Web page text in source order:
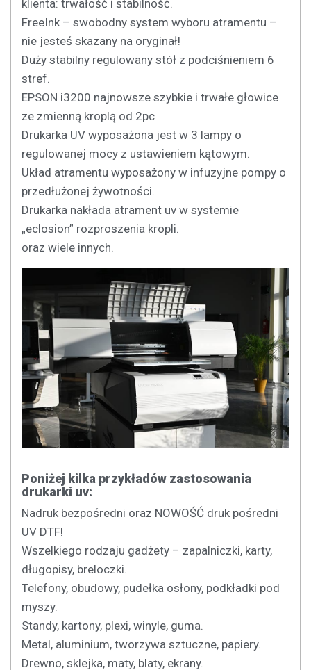
klienta: trwałość i stabilność.
FreeInk – swobodny system wyboru atramentu –
nie jesteś skazany na oryginał!
Duży stabilny regulowany stół z podciśnieniem 6
stref.
EPSON i3200 najnowsze szybkie i trwałe głowice
ze zmienną kroplą od 2pc
Drukarka UV wyposażona jest w 3 lampy o
regulowanej mocy z ustawieniem kątowym.
Układ atramentu wyposażony w infuzyjne pompy o
przedłużonej żywotności.
Drukarka nakłada atrament uv w systemie
„eclosion” rozproszenia kropli.
oraz wiele innych.
Poniżej kilka przykładów zastosowania
drukarki uv:
Nadruk bezpośredni oraz NOWOŚĆ druk pośredni
UV DTF!
Wszelkiego rodzaju gadżety – zapalniczki, karty,
długopisy, breloczki.
Telefony, obudowy, pudełka osłony, podkładki pod
myszy.
Standy, kartony, plexi, winyle, guma.
Metal, aluminium, tworzywa sztuczne, papiery.
Drewno, sklejka, maty, blaty, ekrany.